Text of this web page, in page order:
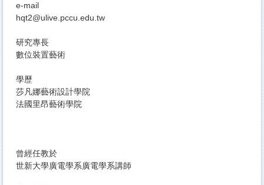
e-mail
hqt2@ulive.pccu.edu.tw
研究專長
數位裝置藝術
學歷
莎凡娜藝術設計學院
法國里昂藝術學院
曾經任教於
世新大學廣電學系廣電學系講師